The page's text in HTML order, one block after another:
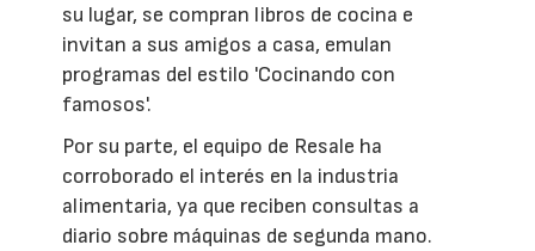
su lugar, se compran libros de cocina e
invitan a sus amigos a casa, emulan
programas del estilo 'Cocinando con
famosos'.
Por su parte, el equipo de Resale ha
corroborado el interés en la industria
alimentaria, ya que reciben consultas a
diario sobre máquinas de segunda mano.